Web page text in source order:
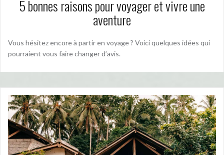
5 bonnes raisons pour voyager et vivre une
aventure
Vous hésitez encore à partir en voyage ? Voici quelques idées qui
pourraient vous faire changer d’avis.